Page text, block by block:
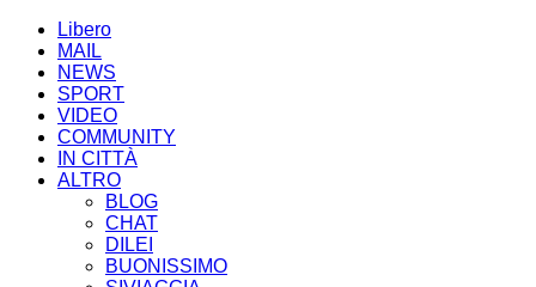
Libero
MAIL
NEWS
SPORT
VIDEO
COMMUNITY
IN CITTÀ
ALTRO
BLOG
CHAT
DILEI
BUONISSIMO